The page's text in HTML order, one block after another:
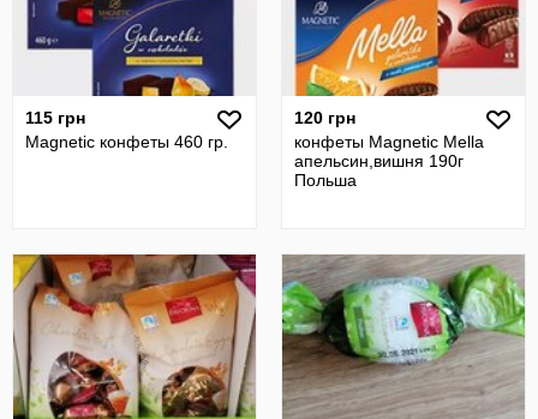
115 грн
Magnetic конфеты 460 гр.
120 грн
конфеты Magnetic Mella
апельсин,вишня 190г
Польша